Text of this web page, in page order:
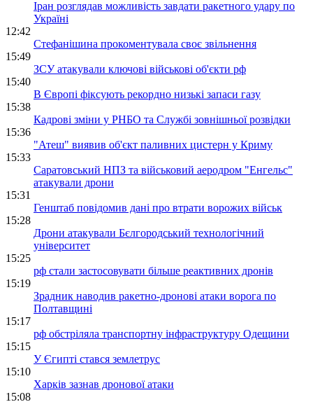
Іран розглядав можливість завдати ракетного удару по
Україні
12:42
Стефанішина прокоментувала своє звільнення
15:49
ЗСУ атакували ключові військові об'єкти рф
15:40
В Європі фіксують рекордно низькі запаси газу
15:38
Кадрові зміни у РНБО та Службі зовнішньої розвідки
15:36
"Атеш" виявив об'єкт паливних цистерн у Криму
15:33
Саратовський НПЗ та військовий аеродром "Енгельс"
атакували дрони
15:31
Генштаб повідомив дані про втрати ворожих військ
15:28
Дрони атакували Бєлгородський технологічний
університет
15:25
рф стали застосовувати більше реактивних дронів
15:19
Зрадник наводив ракетно-дронові атаки ворога по
Полтавщині
15:17
рф обстріляла транспортну інфраструктуру Одещини
15:15
У Єгипті стався землетрус
15:10
Харків зазнав дронової атаки
15:08